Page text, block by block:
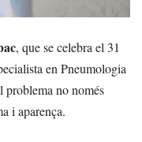
, que se celebra el 31
en Pneumologia
problema no només
i aparença.